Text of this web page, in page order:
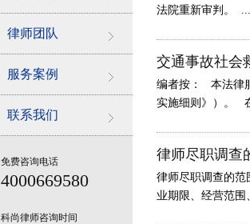
律师团队
服务案例
联系我们
免费咨询电话
4000669580
科尚律师咨询时间
法院重新审判。 ...
交通事故社会
编者按： 本法律
实施细则》）。
律师尽职调查
律师尽职调查的范
业期限、经营范